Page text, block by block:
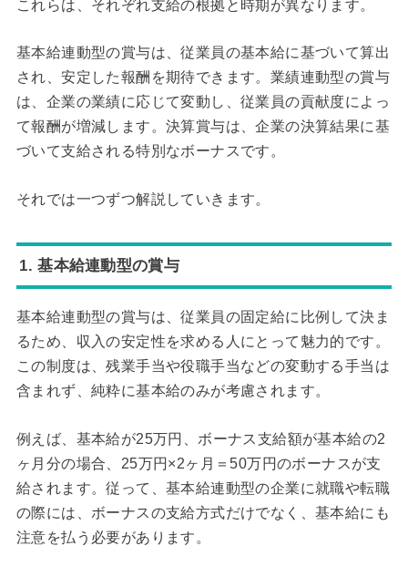
これらは、それぞれ支給の根拠と時期が異なります。
基本給連動型の賞与は、従業員の基本給に基づいて算出
され、安定した報酬を期待できます。業績連動型の賞与
は、企業の業績に応じて変動し、従業員の貢献度によっ
て報酬が増減します。決算賞与は、企業の決算結果に基
づいて支給される特別なボーナスです。
それでは一つずつ解説していきます。
1. 基本給連動型の賞与
基本給連動型の賞与は、従業員の固定給に比例して決ま
るため、収入の安定性を求める人にとって魅力的です。
この制度は、残業手当や役職手当などの変動する手当は
含まれず、純粋に基本給のみが考慮されます。
例えば、基本給が25万円、ボーナス支給額が基本給の2
ヶ月分の場合、25万円×2ヶ月＝50万円のボーナスが支
給されます。従って、基本給連動型の企業に就職や転職
の際には、ボーナスの支給方式だけでなく、基本給にも
注意を払う必要があります。